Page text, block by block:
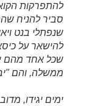
להתפרקות
סביר להניח
שנפתלי בנט
להישאר על
שכל אחד מהם
ממשלה, והם
ימים יגידו,